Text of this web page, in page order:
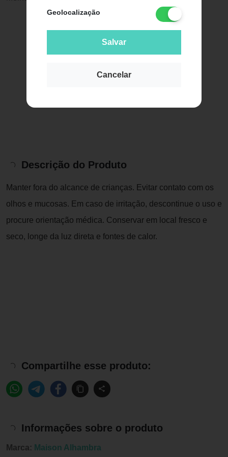
Geolocalização
Salvar
Cancelar
Descrição do Produto
Manter fora do alcance de crianças. Evitar contato com os
olhos e mucosas. Em caso de irritação, descontinue o uso e
procure orientação médica. Conservar em local fresco e
seco, longe da luz direta e fontes de calor.
Compartilhe esse produto:
Informações sobre o produto
Marca: Maison Alhambra